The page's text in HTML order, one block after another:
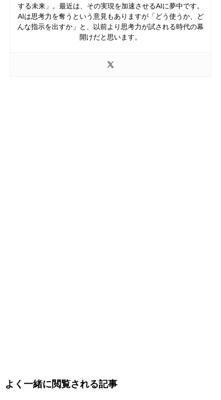
する未来」。最近は、その実現を加速させるAIに夢中です。
AIは思考力を奪うという意見もありますが「どう使うか、ど
んな指示を出すか」と、以前より思考力が試される時代の幕
開けだと思います。
よく一緒に閲覧される記事